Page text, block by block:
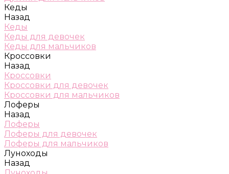
Кеды
Назад
Кеды
Кеды для девочек
Кеды для мальчиков
Кроссовки
Назад
Кроссовки
Кроссовки для девочек
Кроссовки для мальчиков
Лоферы
Назад
Лоферы
Лоферы для девочек
Лоферы для мальчиков
Луноходы
Назад